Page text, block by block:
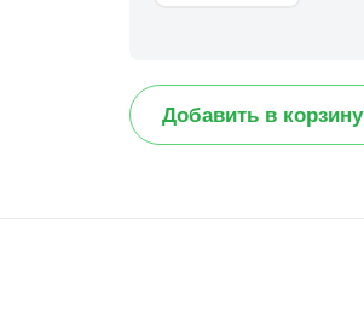
Добавить в корзину